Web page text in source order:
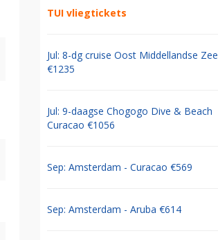
TUI vliegtickets
Jul: 8-dg cruise Oost Middellandse Zee
€1235
Jul: 9-daagse Chogogo Dive & Beach
Curacao €1056
Sep: Amsterdam - Curacao €569
Sep: Amsterdam - Aruba €614